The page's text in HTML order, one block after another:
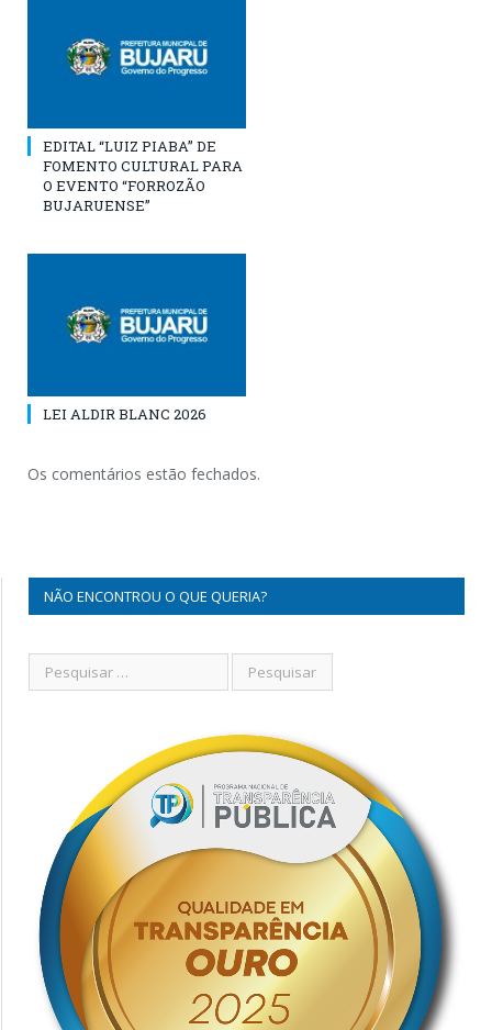
EDITAL “LUIZ PIABA” DE
FOMENTO CULTURAL PARA
O EVENTO “FORROZÃO
BUJARUENSE”
LEI ALDIR BLANC 2026
Os comentários estão fechados.
NÃO ENCONTROU O QUE QUERIA?